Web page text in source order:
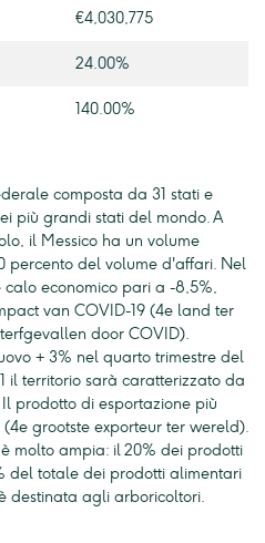
€4,030,775
24.00%
140.00%
composta da 31 stati e
più grandi stati del mondo. A
il Messico ha un volume
percento del volume d'affari. Nel
calo economico pari a -8,5%,
van COVID-19 (4e land ter
door COVID).
+ 3% nel quarto trimestre del
il territorio sarà caratterizzato da
prodotto di esportazione più
grootste exporteur ter wereld).
molto ampia: il 20% dei prodotti
del totale dei prodotti alimentari
destinata agli arboricoltori.